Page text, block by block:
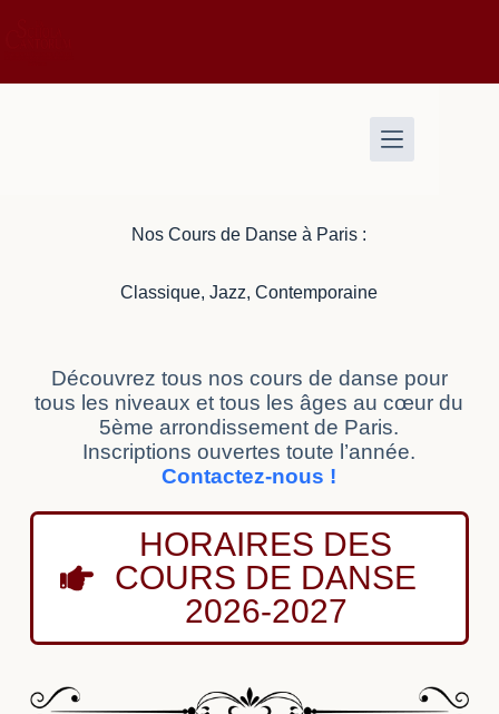
Nos Cours de Danse à Paris :
Classique, Jazz, Contemporaine
Découvrez tous nos cours de danse pour
tous les niveaux et tous les âges au cœur du
5ème arrondissement de Paris.
Inscriptions ouvertes toute l’année.
Contactez-nous !
HORAIRES DES
COURS DE DANSE
2026-2027